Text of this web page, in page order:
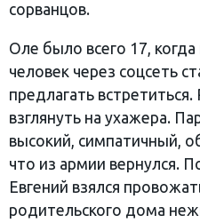
сорванцов.
Оле было всего 17,
человек через соцсеть
предлагать
взглянуть на ухажера.
высокий, симпатичный,
что из армии вернулся.
Евгений взялся
родительского дома